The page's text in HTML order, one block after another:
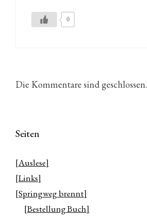
0
Die Kommentare sind geschlossen.
Seiten
[Auslese]
[Links]
[Springweg brennt]
[Bestellung Buch]